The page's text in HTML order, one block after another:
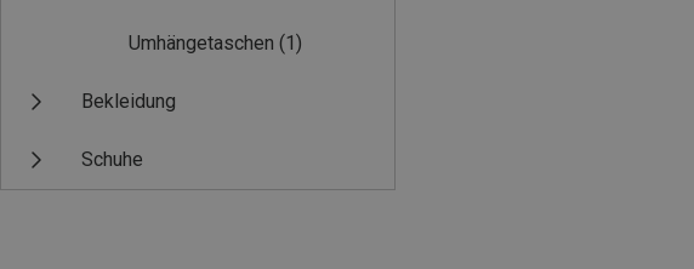
Umhängetaschen (1)
Bekleidung
Schuhe